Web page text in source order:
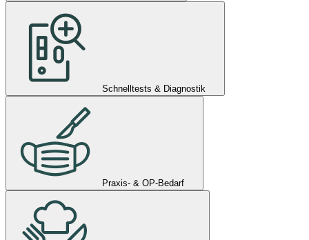
Schnelltests & Diagnostik
Praxis- & OP-Bedarf